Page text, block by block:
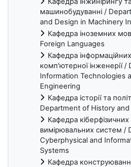
машинобудуванні /
and Design in Machinery
Кафедра іноземних
Foreign Languages
Кафедра
комп'ютерної інженерії
Information Technologies
Engineering
Кафедра історії та
Department of History
Кафедра
вимірювальних систем /
Cyberphysical and
Systems
Кафедра